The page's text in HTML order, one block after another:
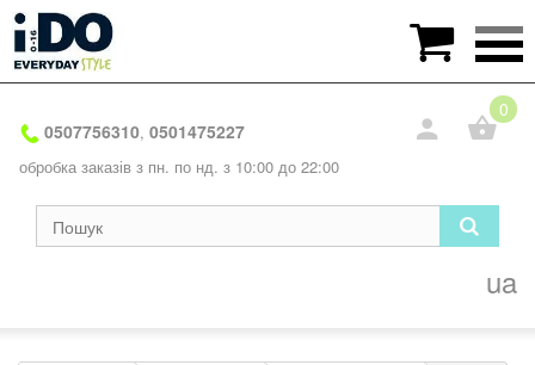
0507756310, 0501475227
обробка заказів з пн. по нд. з 10:00 до 22:00
0
ua
